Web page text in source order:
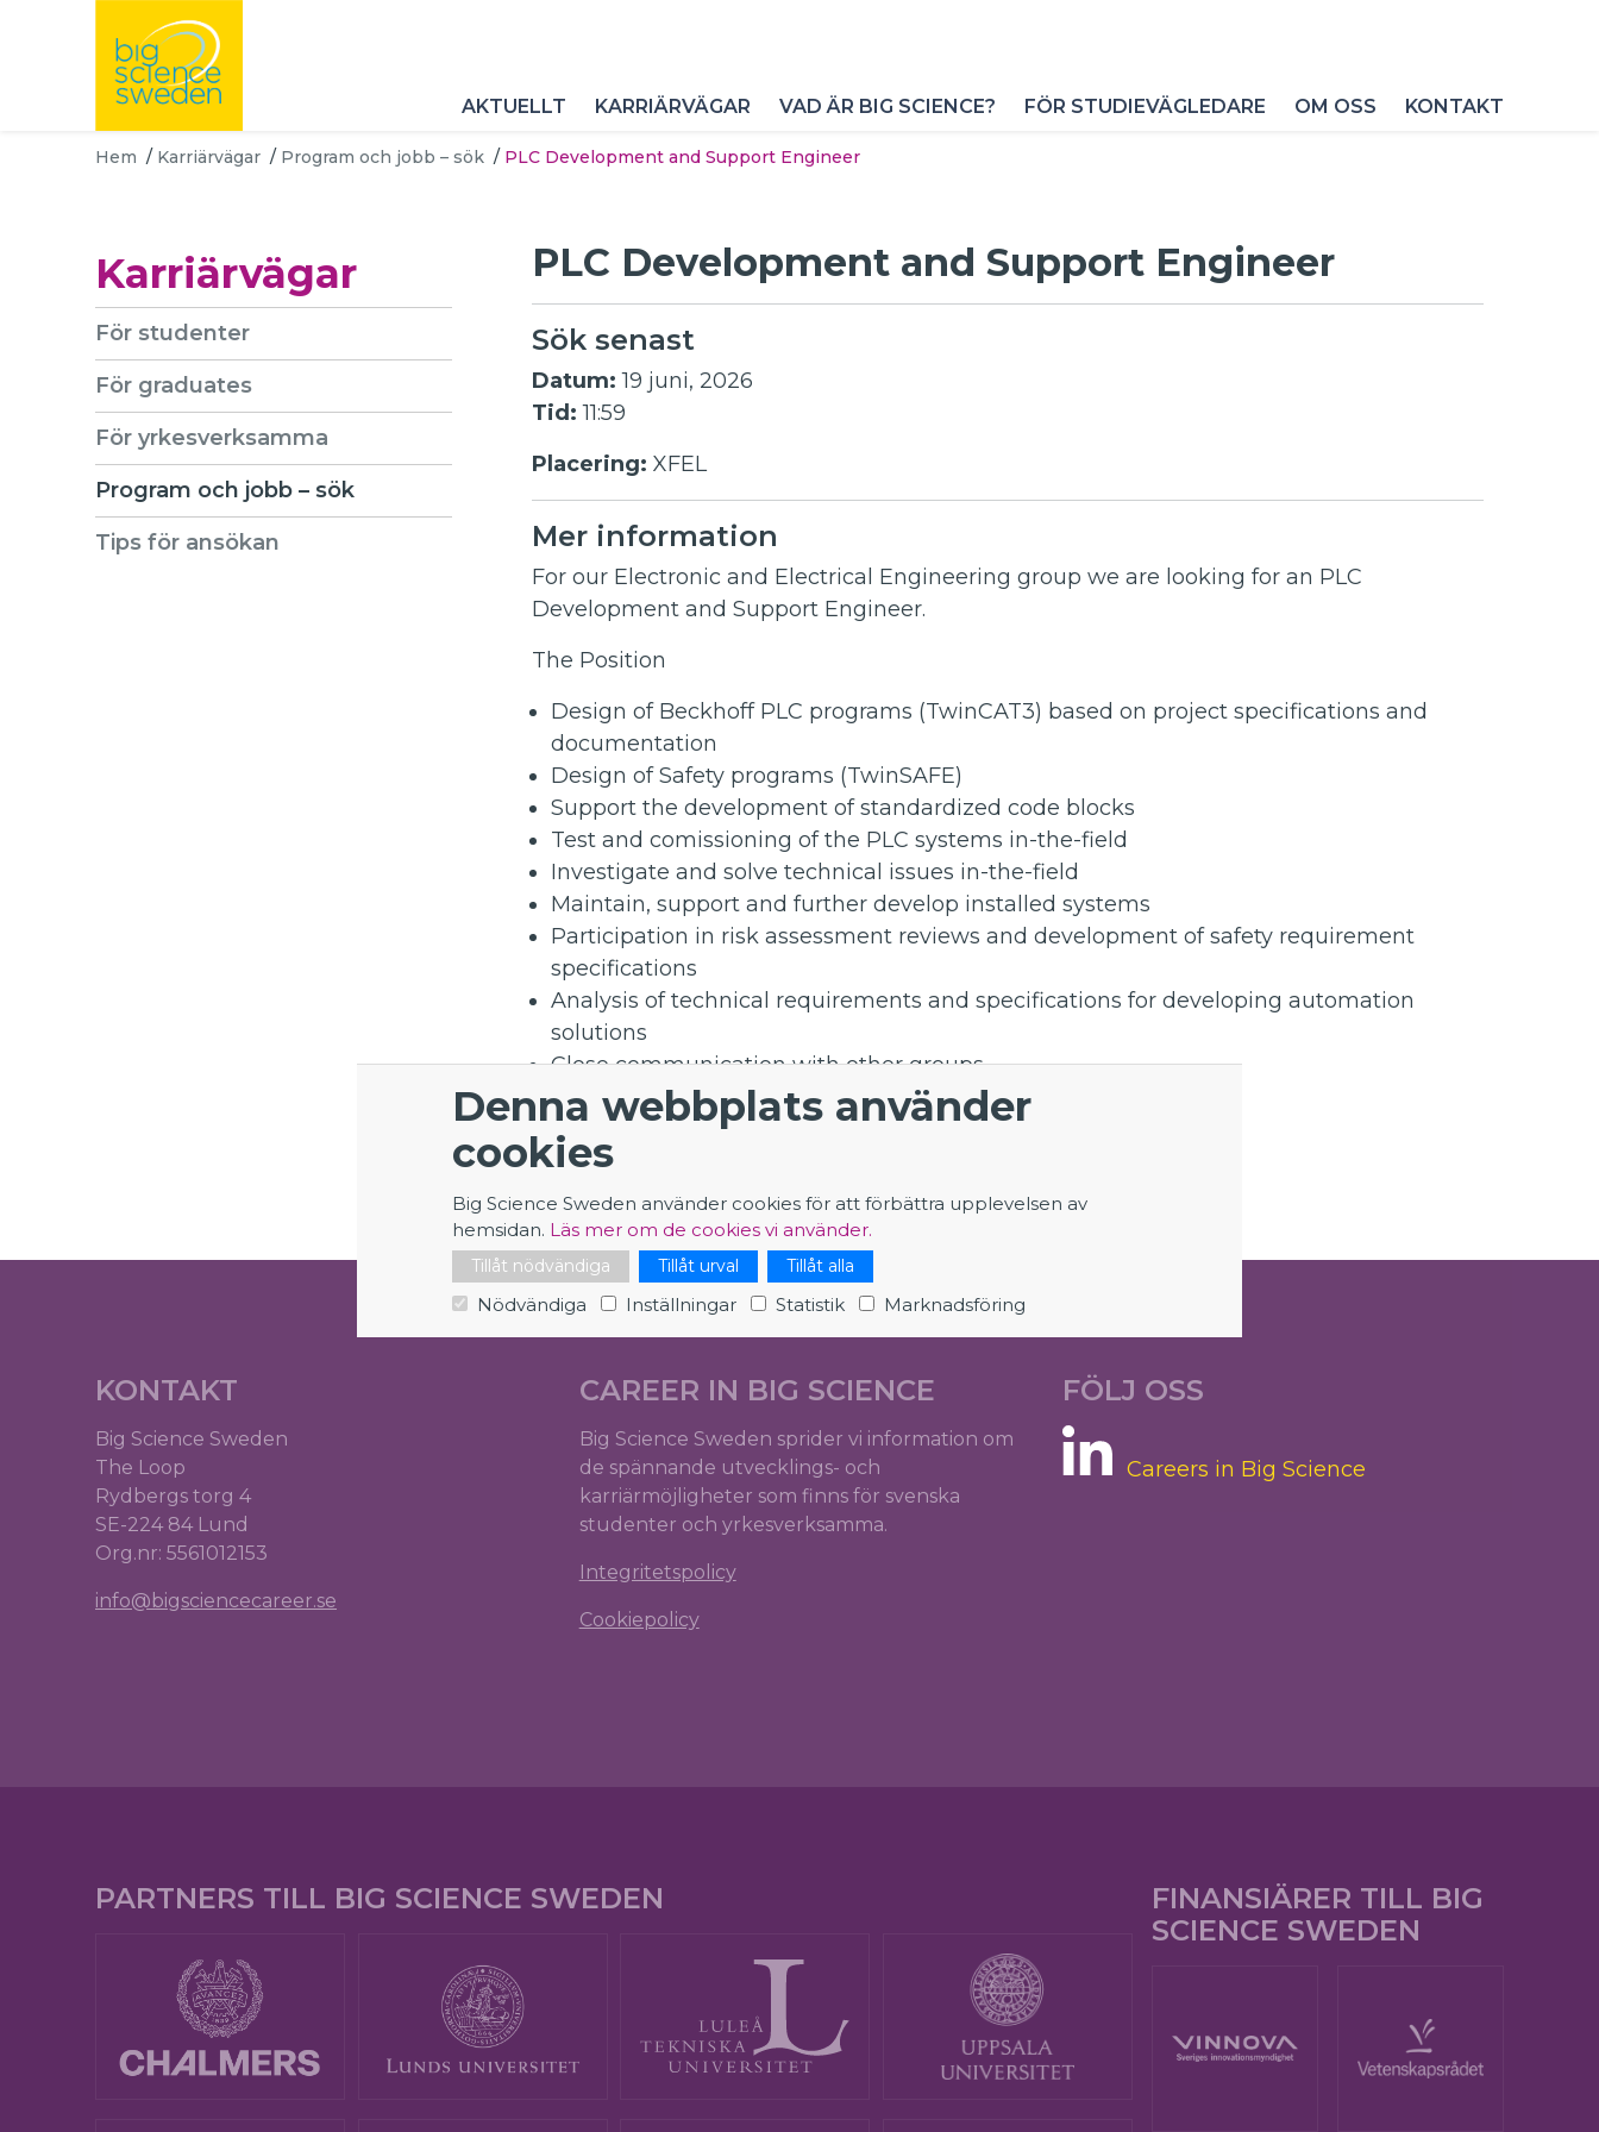
Denna webbplats använder
cookies
Big Science Sweden använder cookies för att förbättra upplevelsen av
hemsidan. Läs mer om de cookies vi använder.
Tillåt nödvändiga Tillåt urval Tillåt alla
Nödvändiga Inställningar Statistik Marknadsföring
AKTUELLT KARRIÄRVÄGAR VAD ÄR BIG SCIENCE? FÖR STUDIEVÄGLEDARE OM OSS KONTAKT
Hem / Karriärvägar / Program och jobb – sök / PLC Development and Support Engineer
Karriärvägar
För studenter
För graduates
För yrkesverksamma
Program och jobb – sök
Tips för ansökan
PLC Development and Support Engineer
Sök senast
Datum: 19 juni, 2026
Tid: 11:59
Placering: XFEL
Mer information
For our Electronic and Electrical Engineering group we are looking for an PLC
Development and Support Engineer.
The Position
Design of Beckhoff PLC programs (TwinCAT3) based on project specifications and
documentation
Design of Safety programs (TwinSAFE)
Support the development of standardized code blocks
Test and comissioning of the PLC systems in-the-field
Investigate and solve technical issues in-the-field
Maintain, support and further develop installed systems
Participation in risk assessment reviews and development of safety requirement
specifications
Analysis of technical requirements and specifications for developing automation
solutions
Close communication with other groups
Application - PLC Development and Support Engineer
KONTAKT
Big Science Sweden
The Loop
Rydbergs torg 4
SE-224 84 Lund
Org.nr: 5561012153
info@bigsciencecareer.se
CAREER IN BIG SCIENCE
Big Science Sweden sprider vi information om
de spännande utvecklings- och
karriärmöjligheter som finns för svenska
studenter och yrkesverksamma.
Integritetspolicy
Cookiepolicy
FÖLJ OSS
Careers in Big Science
PARTNERS TILL BIG SCIENCE SWEDEN
FINANSIÄRER TILL BIG
SCIENCE SWEDEN